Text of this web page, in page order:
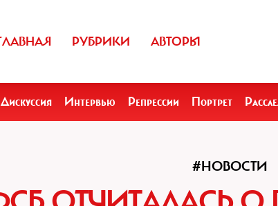
РУБРИКИ АВТОРЫ
Дискуссия Интервью Репрессии Портрет
#НОВОСТИ